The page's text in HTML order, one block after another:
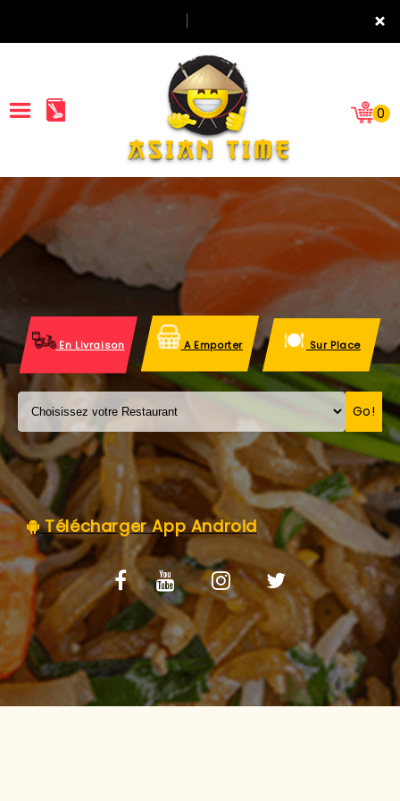
×
ACCUEIL
LA CARTE
VOS AVIS
MENTIONS LÉGALES
C.G.V
0
En Livraison A Emporter Sur Place
Go!
Télécharger App Android